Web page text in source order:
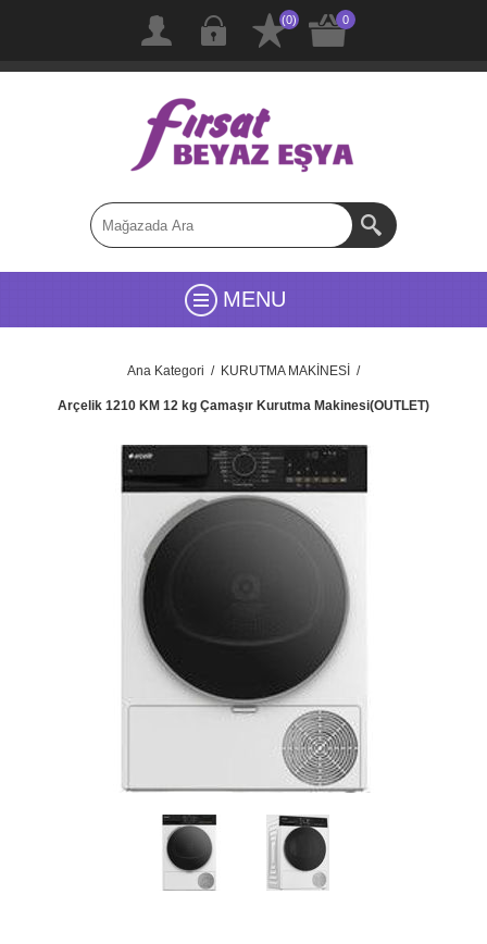
(0) 0
MENU
Ana Kategori / KURUTMA MAKİNESİ /
Arçelik 1210 KM 12 kg Çamaşır Kurutma Makinesi(OUTLET)